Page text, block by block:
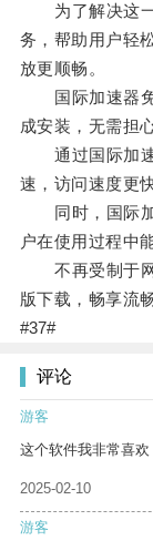
为了解决这一
务，帮助用户轻
放更顺畅。
国际加速器免
成安装，无需担
通过国际加速
速，访问速度更
同时，国际加
户在使用过程中
不再受制于网
版下载，畅享流
#37#
评论
游客
这个软件我非常喜欢
2025-02-10
游客